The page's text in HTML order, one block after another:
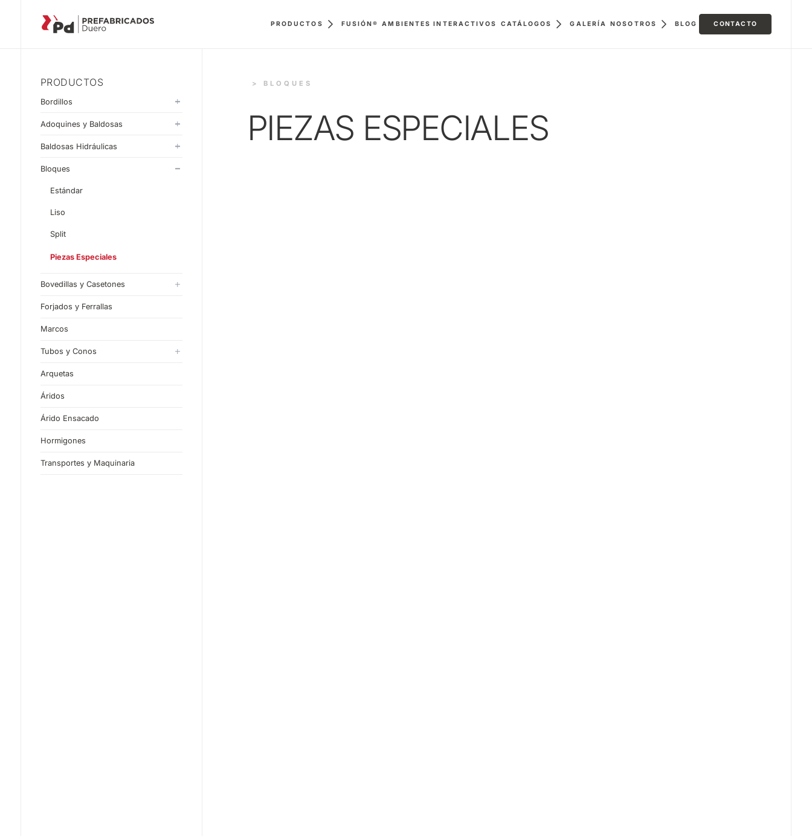
PRODUCTOS FUSIÓN® AMBIENTES INTERACTIVOS CATÁLOGOS GALERÍA NOSOTROS BLOG CONTACTO
PRODUCTOS
Bordillos
Monocapa
Doblecapa
Adoquines y Baldosas
Adoquines
Baldosas
Baldosas Hidráulicas
20x20
30x30
33x33
40x40
60x40
Bloques
Estándar
Liso
Split
Piezas Especiales
Bovedillas y Casetones
Bovedillas
Casetones
Forjados y Ferrallas
Marcos
Tubos y Conos
Tubos de Hormigón en Masa
Tubos de Hormigón Armado
Arquetas
Áridos
Árido Ensacado
Hormigones
Transportes y Maquinaria
> BLOQUES
PIEZAS ESPECIALES